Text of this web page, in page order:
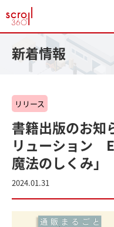
新着情報
リリース
書籍出版のお知
リューション
魔法のしくみ」
2024.01.31